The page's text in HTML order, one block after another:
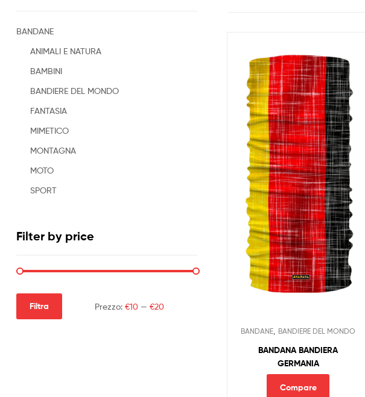
BANDANE BANDIERE DEL MONDO
BANDANA BANDIERA
GERMANIA
Compare
BANDANE
ANIMALI E NATURA
BAMBINI
BANDIERE DEL MONDO
FANTASIA
MIMETICO
MONTAGNA
MOTO
SPORT
Filter by price
Filtra Prezzo:€10 —€20